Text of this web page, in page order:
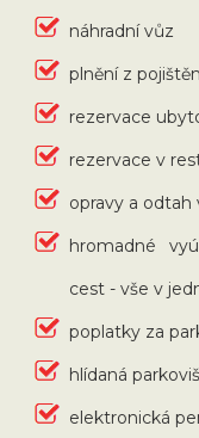
náhradní vůz
plnění z
rezervace
rezervace v
opravy a odtah
hromadné
cest - vše v
poplatky za
hlídaná
elektronická